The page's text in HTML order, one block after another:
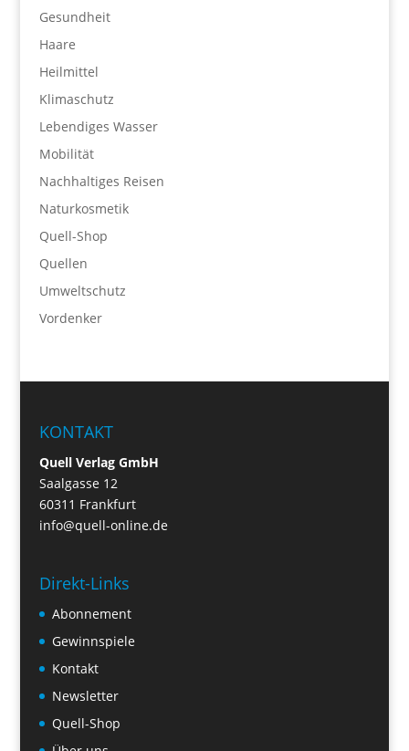
Gesundheit
Haare
Heilmittel
Klimaschutz
Lebendiges Wasser
Mobilität
Nachhaltiges Reisen
Naturkosmetik
Quell-Shop
Quellen
Umweltschutz
Vordenker
KONTAKT
Quell Verlag GmbH
Saalgasse 12
60311 Frankfurt
info@quell-online.de
Direkt-Links
Abonnement
Gewinnspiele
Kontakt
Newsletter
Quell-Shop